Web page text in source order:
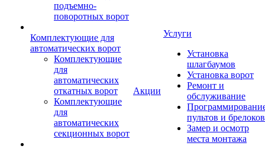
подъемно-
поворотных ворот
Комплектующие для
автоматических ворот
Комплектующие
для
автоматических
откатных ворот
Комплектующие
для
автоматических
секционных ворот
Акции
Услуги
Установка
шлагбаумов
Установка ворот
Ремонт и
обслуживание
пультов и брелоков
Замер и осмотр
места монтажа